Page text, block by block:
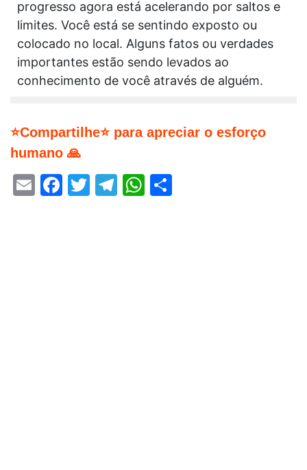
progresso agora está acelerando por saltos e
limites. Você está se sentindo exposto ou
colocado no local. Alguns fatos ou verdades
importantes estão sendo levados ao
conhecimento de você através de alguém.
⭐Compartilhe⭐ para apreciar o esforço
humano 🙏
EmailFacebook
Twitter
Telegram
WhatsApp